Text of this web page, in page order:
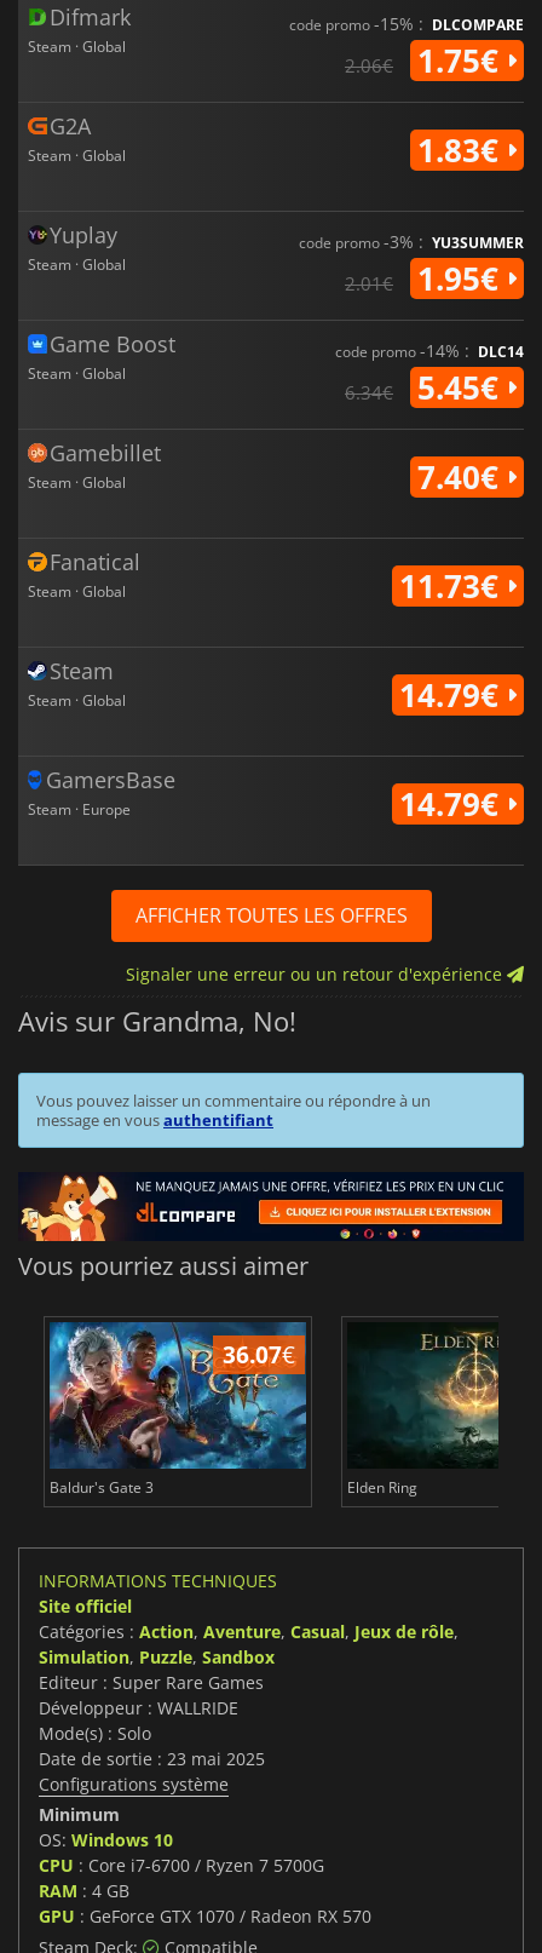
Difmark
Steam · Global
code promo-15% : DLCOMPARE
2.06€ 1.75€
G2A
Steam · Global 1.83€
Yuplay
Steam · Global
code promo-3% : YU3SUMMER
2.01€ 1.95€
Game Boost
Steam · Global
code promo-14% : DLC14
6.34€ 5.45€
Gamebillet
Steam · Global 7.40€
Fanatical
Steam · Global 11.73€
Steam
Steam · Global 14.79€
GamersBase
Steam · Europe 14.79€
AFFICHER TOUTES LES OFFRES
Signaler une erreur ou un retour d'expérience
Avis sur Grandma, No!
Vous pouvez laisser un commentaire ou répondre à un
message en vousauthentifiant
Vous pourriez aussi aimer
36.07€
Baldur's Gate 3 Elden Ring
INFORMATIONS TECHNIQUES
Site officiel
Catégories : Action, Aventure, Casual, Jeux de rôle,
Simulation, Puzzle, Sandbox
Editeur : Super Rare Games
Développeur : WALLRIDE
Mode(s) : Solo
Date de sortie : 23 mai 2025
Configurations système
Minimum
OS: Windows 10
CPU : Core i7-6700 / Ryzen 7 5700G
RAM : 4 GB
GPU : GeForce GTX 1070 / Radeon RX 570
Steam Deck:
Compatible